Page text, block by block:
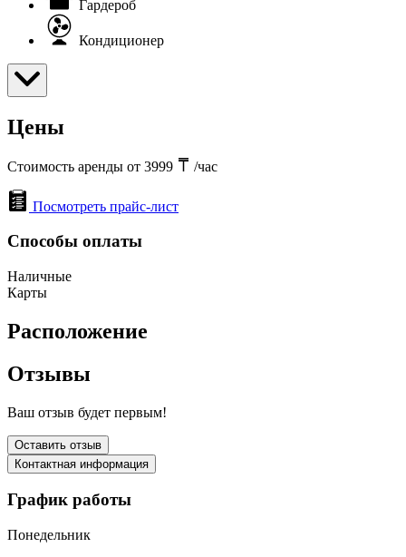
Гардероб
Кондиционер
Цены
Стоимость аренды от 3999 /час
Посмотреть прайс-лист
Способы оплаты
Наличные
Карты
Расположение
Отзывы
Ваш отзыв будет первым!
Оставить отзыв
Контактная информация
График работы
Понедельник